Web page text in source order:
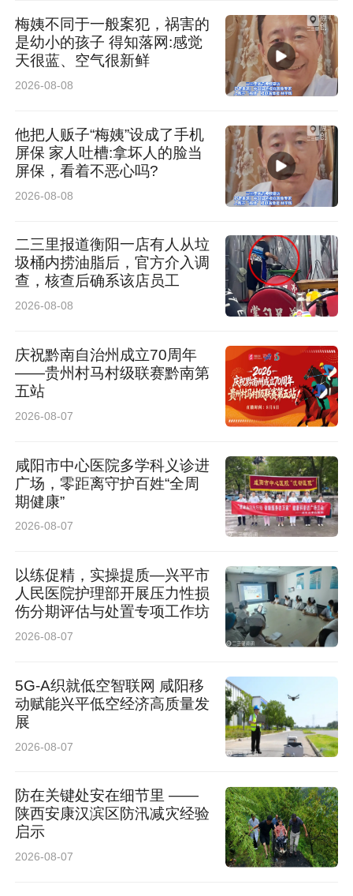
患排查的同时，该公司同步组织开展了高考保电
应急演练。演练模拟市电突发中断场景，全面检
验考点应急电源系统的响应速度。随着指令下
系统顺利完成充放电测试，成功实现了重要负荷
的“无感知切换”。整个演练过程组织有序、响应
迅速，不仅验证了应急处置方案的可行性，也进
一步确认了各类保电设备的可靠状态。
高考保电是一场不容有失的“政治大考”和“民生大
考”。通过综合检修与应急演练的同步推进，该公
司既清除了保供线路的设备隐患，又淬炼了应急
路设备特巡、隐患闭环治理和全天候应急值守，
以“时时放心不下”的责任感，坚决打赢高考保电
攻坚战，为广大莘莘学子保驾护航。
通讯员 王智恒
梅姨不同于一般案犯，祸害的
是幼小的孩子 得知落网:感觉
天很蓝、空气很新鲜
2026-08-08
他把人贩子“梅姨”设成了手机
屏保 家人吐槽:拿坏人的脸当
屏保，看着不恶心吗?
2026-08-08
二三里报道衡阳一店有人从垃
圾桶内捞油脂后，官方介入调
查，核查后确系该店员工
2026-08-08
庆祝黔南自治州成立70周年
——贵州村马村级联赛黔南第
五站
2026-08-07
咸阳市中心医院多学科义诊进
广场，零距离守护百姓“全周
期健康”
2026-08-07
以练促精，实操提质—兴平市
人民医院护理部开展压力性损
伤分期评估与处置专项工作坊
2026-08-07
5G-A织就低空智联网 咸阳移
动赋能兴平低空经济高质量发
展
2026-08-07
防在关键处安在细节里 ——
陕西安康汉滨区防汛减灾经验
启示
2026-08-07